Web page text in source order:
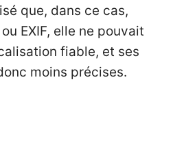
que, dans ce cas,
ou EXIF, elle ne pouvait
fiable, et ses
moins précises.